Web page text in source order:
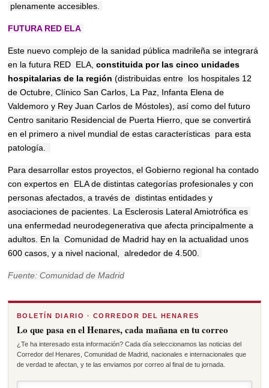
plenamente accesibles.
FUTURA RED ELA
Este nuevo complejo de la sanidad pública madrileña se integrará
en la futura RED ELA,constituida por las cinco unidades
hospitalarias de la región (distribuidas entre los hospitales 12
de Octubre, Clínico San Carlos, La Paz, Infanta Elena de
Valdemoro y Rey Juan Carlos de Móstoles), así como del futuro
Centro sanitario Residencial de Puerta Hierro, que se convertirá
en el primero a nivel mundial de estas características para esta
patología.
Para desarrollar estos proyectos, el Gobierno regional ha contado
con expertos en ELA de distintas categorías profesionales y con
personas afectados, a través de distintas entidades y
asociaciones de pacientes. La Esclerosis Lateral Amiotrófica es
una enfermedad neurodegenerativa que afecta principalmente a
adultos. En la Comunidad de Madrid hay en la actualidad unos
600 casos, y a nivel nacional, alrededor de 4.500.
Fuente: Comunidad de Madrid
BOLETÍN DIARIO · CORREDOR DEL HENARES
Lo que pasa en el Henares, cada mañana en tu correo
¿Te ha interesado esta información? Cada día seleccionamos las noticias del
Corredor del Henares, Comunidad de Madrid, nacionales e internacionales que
de verdad te afectan, y te las enviamos por correo al final de tu jornada.